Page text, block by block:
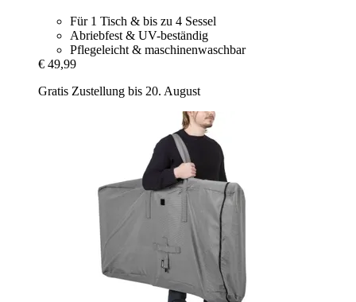
Für 1 Tisch & bis zu 4 Sessel
Abriebfest & UV-beständig
Pflegeleicht & maschinenwaschbar
€ 49,99
Gratis Zustellung bis 20. August